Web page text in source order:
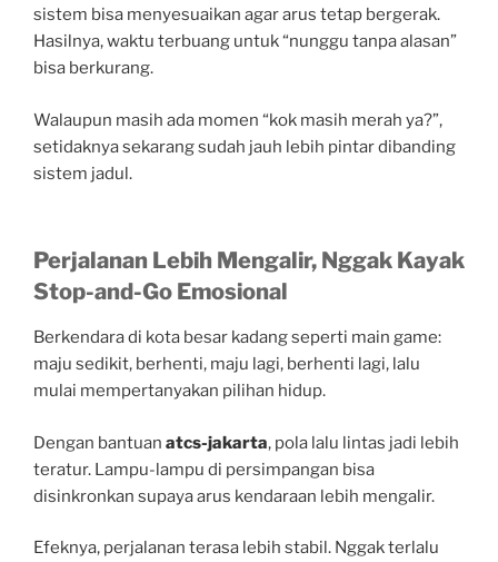
sistem bisa menyesuaikan agar arus tetap bergerak.
Hasilnya, waktu terbuang untuk “nunggu tanpa alasan”
bisa berkurang.
Walaupun masih ada momen “kok masih merah ya?”,
setidaknya sekarang sudah jauh lebih pintar dibanding
sistem jadul.
Perjalanan Lebih Mengalir, Nggak Kayak
Stop-and-Go Emosional
Berkendara di kota besar kadang seperti main game:
maju sedikit, berhenti, maju lagi, berhenti lagi, lalu
mulai mempertanyakan pilihan hidup.
Dengan bantuan atcs-jakarta, pola lalu lintas jadi lebih
teratur. Lampu-lampu di persimpangan bisa
disinkronkan supaya arus kendaraan lebih mengalir.
Efeknya, perjalanan terasa lebih stabil. Nggak terlalu